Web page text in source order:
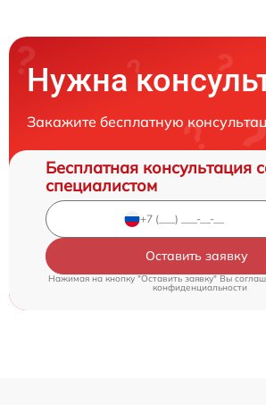
Нужна
Закажите бесплатную
Бесплатная консультация
специалистом
Оставить заявку
Нажимая на кнопку "Оставить заявку" Вы
конфиденциальности